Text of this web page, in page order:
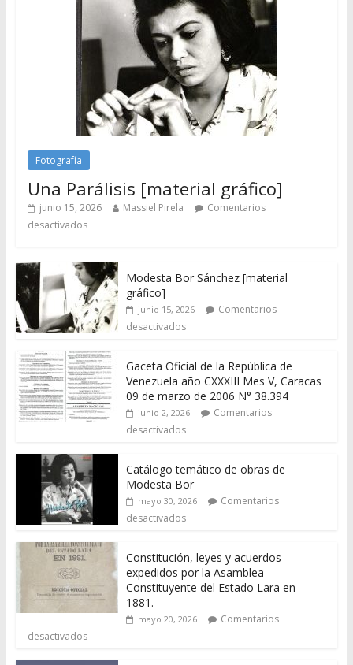
Fotografía
Una Parálisis [material gráfico]
junio 15, 2026 Massiel Pirela
Comentarios
desactivados
Modesta Bor Sánchez [material
gráfico]
junio 15, 2026
Comentarios
desactivados
Gaceta Oficial de la República de
Venezuela año CXXXIII Mes V, Caracas
09 de marzo de 2006 N° 38.394
junio 2, 2026
Comentarios
desactivados
Catálogo temático de obras de
Modesta Bor
mayo 30, 2026
Comentarios
desactivados
Constitución, leyes y acuerdos
expedidos por la Asamblea
Constituyente del Estado Lara en
1881.
mayo 20, 2026
Comentarios
desactivados